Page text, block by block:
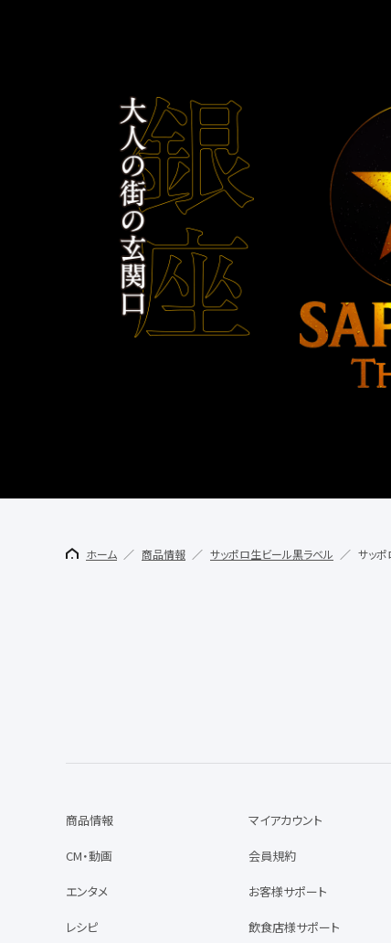
ホーム 商品情報 サッポロ生ビール黒ラベル サッ
商品情報
CM・動画
エンタメ
レシピ
マイアカウント
会員規約
お客様サポート
飲食店様サポート